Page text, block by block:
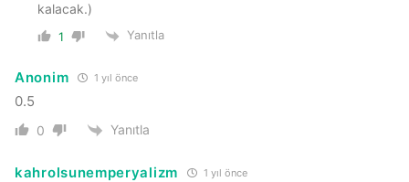
kalacak.)
1 Yanıtla
Anonim 1 yıl önce
0.5
0 Yanıtla
kahrolsunemperyalizm 1 yıl önce